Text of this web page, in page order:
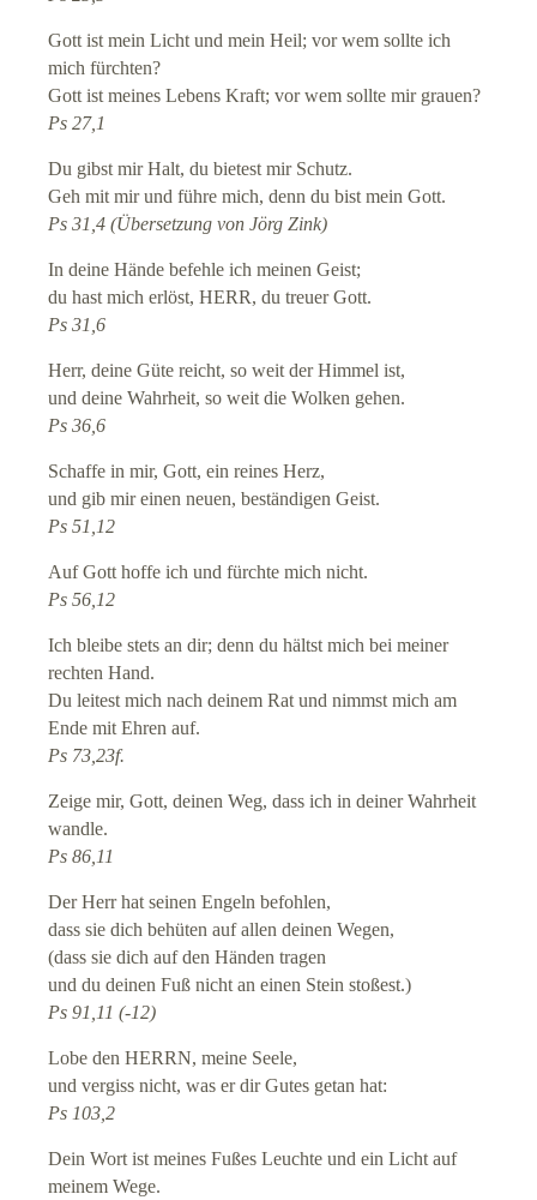
Gott ist mein Licht und mein Heil; vor wem sollte ich
mich fürchten?
Gott ist meines Lebens Kraft; vor wem sollte mir grauen?
Ps 27,1
Du gibst mir Halt, du bietest mir Schutz.
Geh mit mir und führe mich, denn du bist mein Gott.
Ps 31,4 (Übersetzung von Jörg Zink)
In deine Hände befehle ich meinen Geist;
du hast mich erlöst, HERR, du treuer Gott.
Ps 31,6
Herr, deine Güte reicht, so weit der Himmel ist,
und deine Wahrheit, so weit die Wolken gehen.
Ps 36,6
Schaffe in mir, Gott, ein reines Herz,
und gib mir einen neuen, beständigen Geist.
Ps 51,12
Auf Gott hoffe ich und fürchte mich nicht.
Ps 56,12
Ich bleibe stets an dir; denn du hältst mich bei meiner
rechten Hand.
Du leitest mich nach deinem Rat und nimmst mich am
Ende mit Ehren auf.
Ps 73,23f.
Zeige mir, Gott, deinen Weg, dass ich in deiner Wahrheit
wandle.
Ps 86,11
Der Herr hat seinen Engeln befohlen,
dass sie dich behüten auf allen deinen Wegen,
(dass sie dich auf den Händen tragen
und du deinen Fuß nicht an einen Stein stoßest.)
Ps 91,11 (-12)
Lobe den HERRN, meine Seele,
und vergiss nicht, was er dir Gutes getan hat:
Ps 103,2
Dein Wort ist meines Fußes Leuchte und ein Licht auf
meinem Wege.